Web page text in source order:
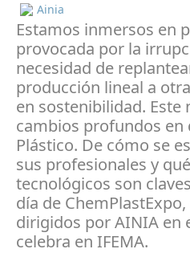
Ainia
Estamos inmersos en
provocada por la
necesidad de
producción lineal a
en sostenibilidad.
cambios profundos en
Plástico. De cómo se
sus profesionales y
tecnológicos son
día de
dirigidos por AINIA en
celebra en IFEMA.